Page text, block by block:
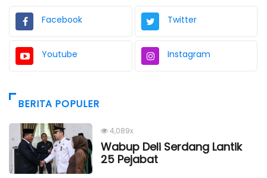
Facebook Twitter
Youtube Instagram
BERITA POPULER
4,089x
Wabup Deli Serdang Lantik
25 Pejabat